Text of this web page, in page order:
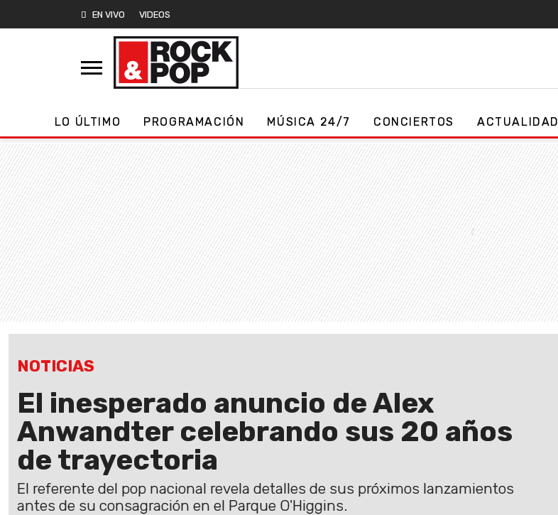
EN VIVO VIDEOS
LO ÚLTIMO PROGRAMACIÓN MÚSICA 24/7 CONCIERTOS ACTUALIDAD
NOTICIAS
El inesperado anuncio de Alex
Anwandter celebrando sus 20 años
de trayectoria
El referente del pop nacional revela detalles de sus próximos lanzamientos
antes de su consagración en el Parque O'Higgins.